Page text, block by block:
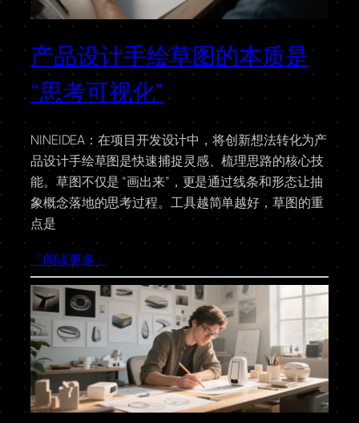
产品设计手绘草图的本质是
“思考可视化”
NINEIDEA：在项目开发设计中，将创新想法转化为产
品设计手绘草图是快速捕捉灵感、梳理思路的核心技
能。草图不仅是 “画出来”，更是通过线条和形态让抽
象概念落地的思考过程。工具越简单越好，草图的重
点是
「阅读更多」